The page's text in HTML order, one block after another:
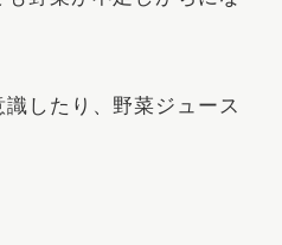
したり、野菜ジュース